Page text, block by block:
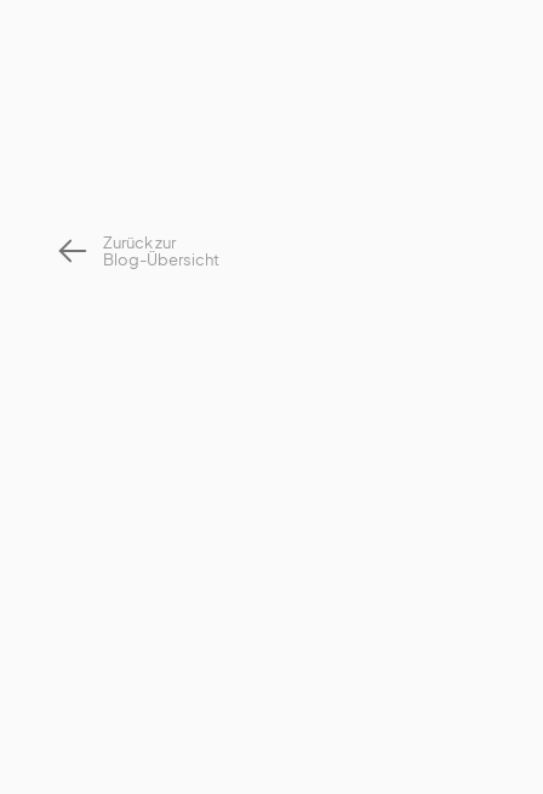
Zurück zur
Blog-Übersicht